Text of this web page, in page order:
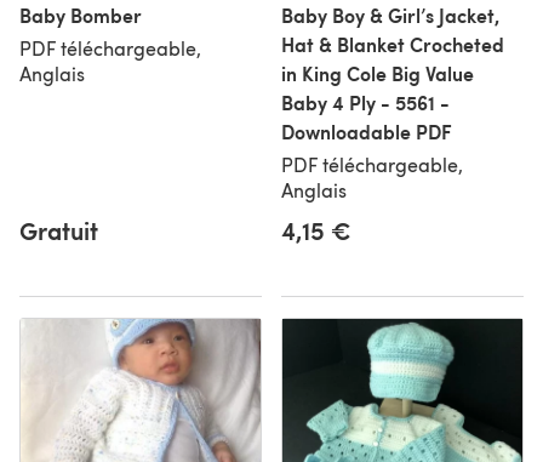
Baby Bomber
PDF téléchargeable,
Anglais
Gratuit
Baby Boy & Girl’s Jacket,
Hat & Blanket Crocheted
in King Cole Big Value
Baby 4 Ply - 5561 -
Downloadable PDF
PDF téléchargeable,
Anglais
4,15 €